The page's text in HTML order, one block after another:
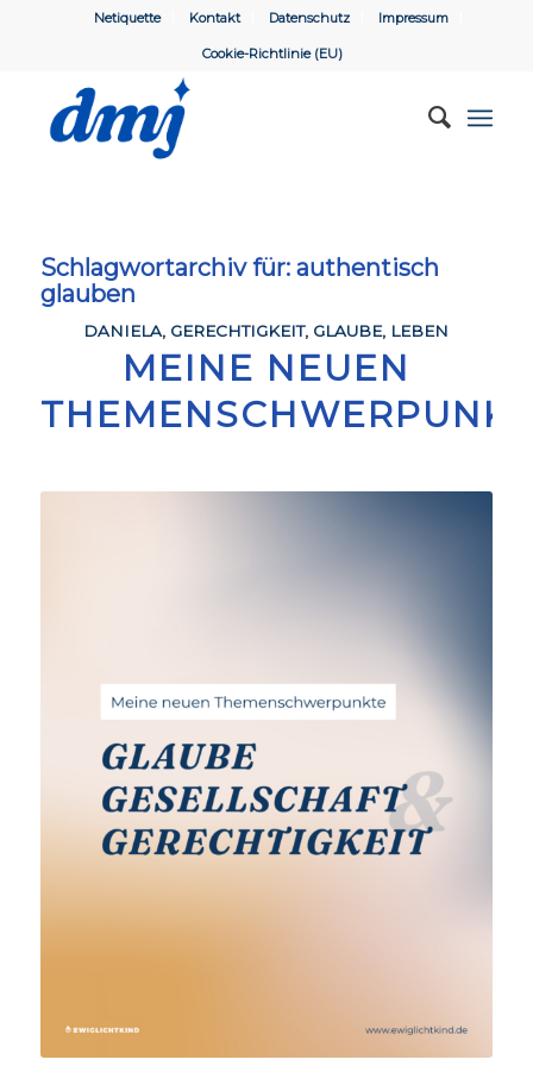
Netiquette Kontakt Datenschutz Impressum
Cookie-Richtlinie (EU)
Schlagwortarchiv für: authentisch
glauben
DANIELA, GERECHTIGKEIT, GLAUBE, LEBEN
MEINE NEUEN